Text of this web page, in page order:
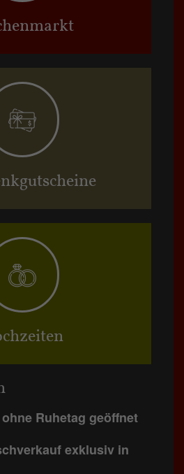
Ruhetag geöffnet
exklusiv in